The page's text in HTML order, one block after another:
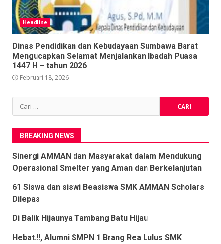
Headline
Dinas Pendidikan dan Kebudayaan Sumbawa Barat
Mengucapkan Selamat Menjalankan Ibadah Puasa
1447 H – tahun 2026
Februari 18, 2026
Cari
untuk:
BREAKING NEWS
Sinergi AMMAN dan Masyarakat dalam Mendukung
Operasional Smelter yang Aman dan Berkelanjutan
61 Siswa dan siswi Beasiswa SMK AMMAN Scholars
Dilepas
Di Balik Hijaunya Tambang Batu Hijau
Hebat.!!, Alumni SMPN 1 Brang Rea Lulus SMK